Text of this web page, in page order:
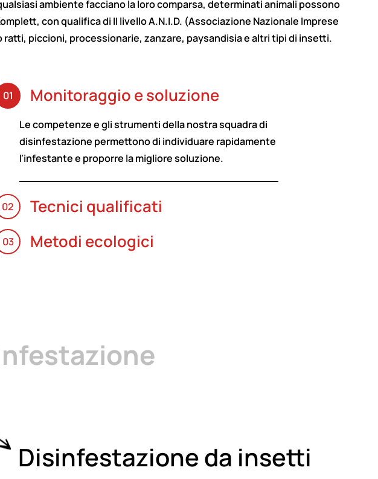
ambiente facciano la loro comparsa, determinati animali possono
con qualifica di II livello A.N.I.D. (Associazione Nazionale Imprese
piccioni, processionarie, zanzare, paysandisia e altri tipi di insetti.
01 Monitoraggio e soluzione
Le competenze e gli strumenti della nostra squadra di
disinfestazione permettono di individuare rapidamente
l'infestante e proporre la migliore soluzione.
02 Tecnici qualificati
03 Metodi ecologici
Disinfestazione da insetti